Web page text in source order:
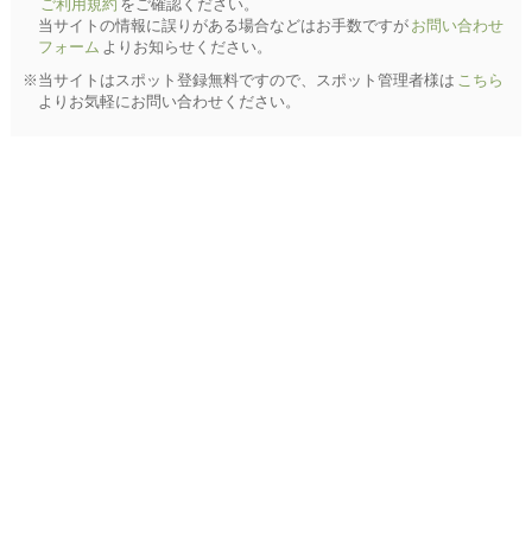
ご利用規約 をご確認ください。
当サイトの情報に誤りがある場合などはお手数ですが お問い合わせ
フォーム よりお知らせください。
※当サイトはスポット登録無料ですので、スポット管理者様は こちら
よりお気軽にお問い合わせください。